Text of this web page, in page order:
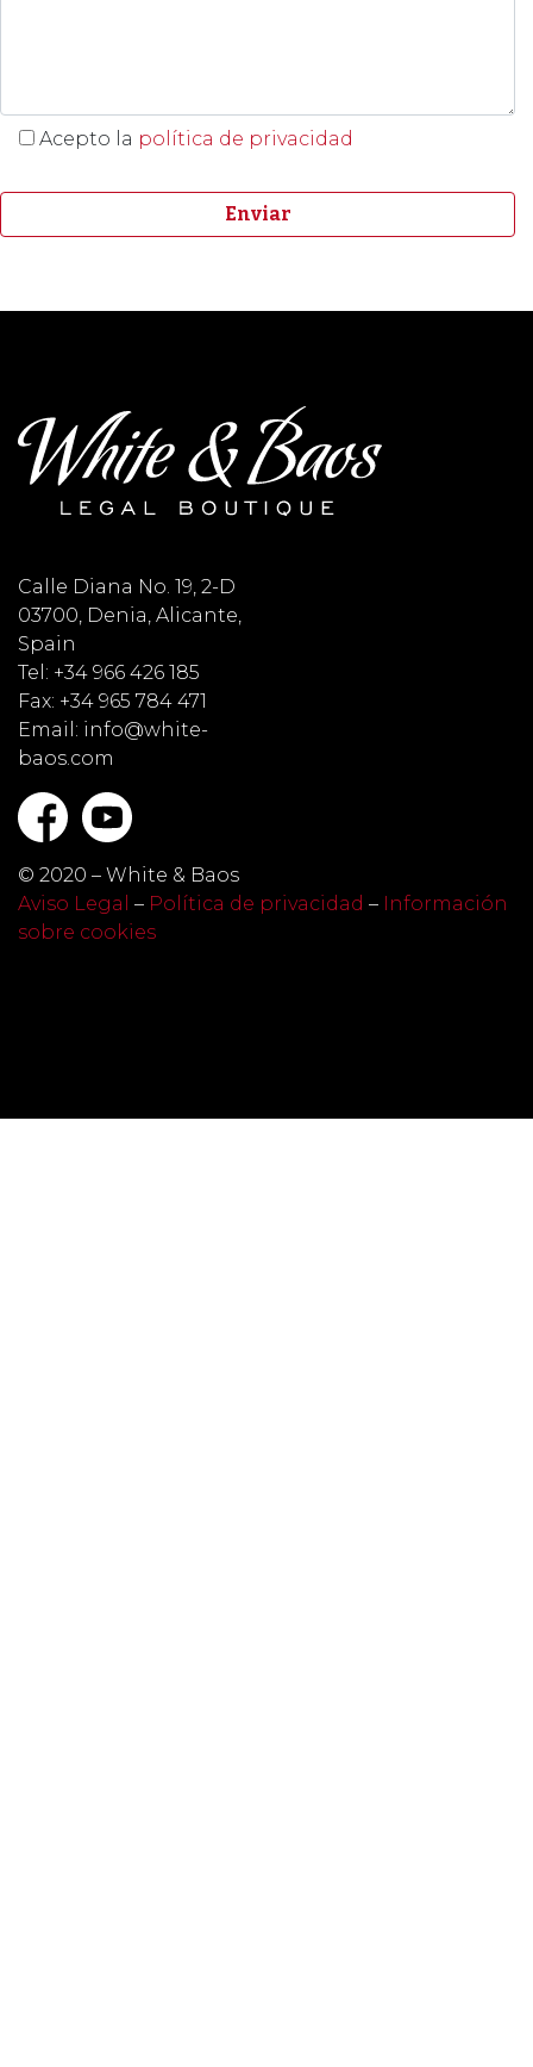
Acepto la política de privacidad
Calle Diana No. 19, 2-D
03700, Denia, Alicante,
Spain
Tel: +34 966 426 185
Fax: +34 965 784 471
Email: info@white-
baos.com
© 2020 – White & Baos
Aviso Legal – Política de privacidad – Información
sobre cookies